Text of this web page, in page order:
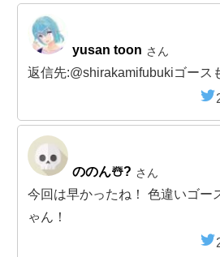
yusan toon さん
返信先:@shirakamifubukiゴース
ののん☃️? さん
今回は早かったね！ 色違いゴー
ゃん！